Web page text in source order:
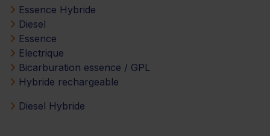
Essence Hybride
Diesel
Essence
Electrique
Bicarburation essence / GPL
Hybride rechargeable
Diesel Hybride